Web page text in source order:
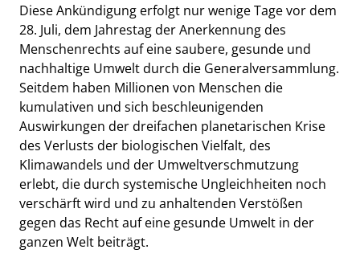
Diese Ankündigung erfolgt nur wenige Tage vor dem
28. Juli, dem Jahrestag der Anerkennung des
Menschenrechts auf eine saubere, gesunde und
nachhaltige Umwelt durch die Generalversammlung.
Seitdem haben Millionen von Menschen die
kumulativen und sich beschleunigenden
Auswirkungen der dreifachen planetarischen Krise
des Verlusts der biologischen Vielfalt, des
Klimawandels und der Umweltverschmutzung
erlebt, die durch systemische Ungleichheiten noch
verschärft wird und zu anhaltenden Verstößen
gegen das Recht auf eine gesunde Umwelt in der
ganzen Welt beiträgt.